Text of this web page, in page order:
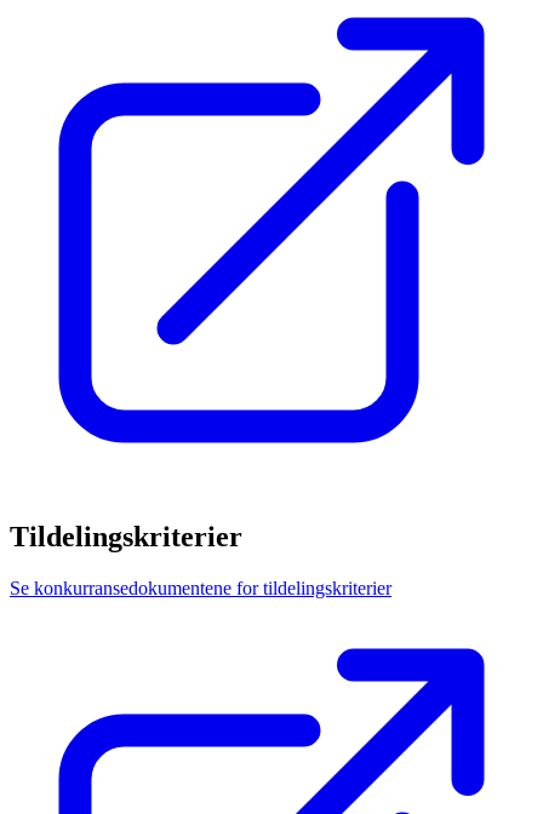
Tildelingskriterier
Se konkurransedokumentene for tildelingskriterier